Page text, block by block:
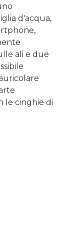
d'acqua,
ali e due
le cinghie di